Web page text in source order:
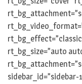
rt_bg_size=”auto
sidebar_id=”sidebar-